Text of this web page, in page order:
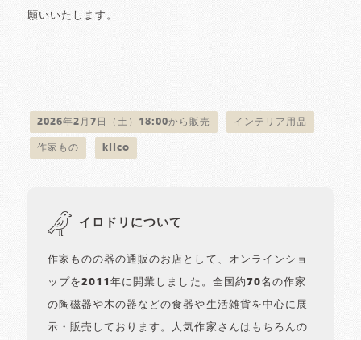
願いいたします。
2026年2月7日（土）18:00から販売 インテリア用品
作家もの kiico
イロドリについて
作家ものの器の通販のお店として、オンラインショ
ップを2011年に開業しました。全国約70名の作家
の陶磁器や木の器などの食器や生活雑貨を中心に展
示・販売しております。人気作家さんはもちろんの